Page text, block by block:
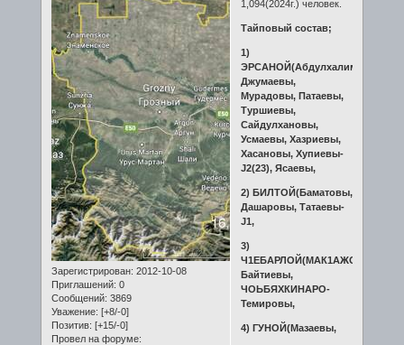
Зарегистрирован: 2012-10-08
Приглашений: 0
Сообщений: 3869
Уважение: [+8/-0]
Позитив: [+15/-0]
Провел на форуме:
1,094(2024г.) человек.
Тайповый состав;
1)
ЭРСАНОЙ(Абдулхалимовы,
Джумаевы,
Мурадовы, Патаевы,
Туршиевы,
Сайдулхановы,
Усмаевы, Хазриевы,
Хасановы, Хупиевы-
J2(23), Ясаевы,
2) БИЛТОЙ(Баматовы,
Дашаровы, Татаевы-
J1,
3)
Ч1ЕБАРЛОЙ(МАК1АЖО-
Байтиевы,
ЧОЬБЯХКИНАРО-
Темировы,
4) ГУНОЙ(Мазаевы,